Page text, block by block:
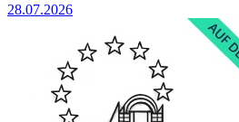
28.07.2026